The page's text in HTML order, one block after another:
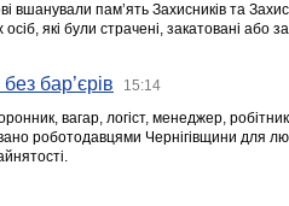
вшанували пам’ять Захисників та
осіб, які були страчені, закатовані або
бар’єрів 15:14
вагар, логіст, менеджер,
роботодавцями Чернігівщини для